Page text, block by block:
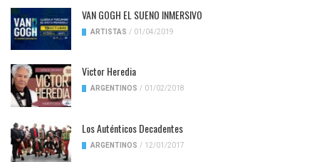
VAN GOGH EL SUENO INMERSIVO
ARTISTAS / 01/04/2019
Victor Heredia
ARGENTINOS / 01/02/2018
Los Auténticos Decadentes
ARGENTINOS / 12/01/2017